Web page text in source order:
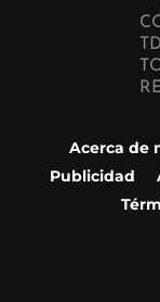
Acerca de
Publicidad